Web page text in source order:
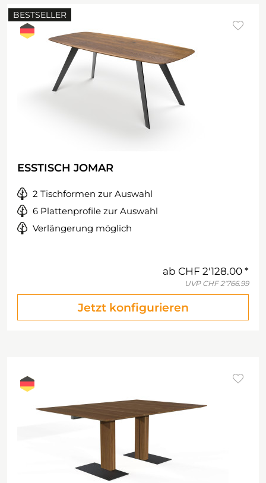
BESTSELLER
ESSTISCH JOMAR
2 Tischformen zur Auswahl
6 Plattenprofile zur Auswahl
Verlängerung möglich
ab CHF 2'128.00
UVP CHF 2'766.99
Jetzt konfigurieren